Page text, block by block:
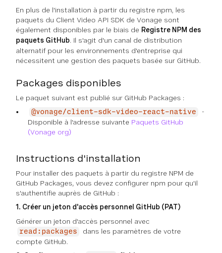
En plus de l'installation à partir du registre npm, les
paquets du Client Video API SDK de Vonage sont
également disponibles par le biais de Registre NPM des
paquets GitHub. Il s'agit d'un canal de distribution
alternatif pour les environnements d'entreprise qui
nécessitent une gestion des paquets basée sur GitHub.
Packages disponibles
Le paquet suivant est publié sur GitHub Packages :
@vonage/client-sdk-video-react-native
-
Disponible à l'adresse suivante Paquets GitHub
(Vonage org)
Instructions d'installation
Pour installer des paquets à partir du registre NPM de
GitHub Packages, vous devez configurer npm pour qu'il
s'authentifie auprès de GitHub :
1. Créer un jeton d'accès personnel GitHub (PAT)
Générer un jeton d'accès personnel avec
read:packages
dans les paramètres de votre
compte GitHub.